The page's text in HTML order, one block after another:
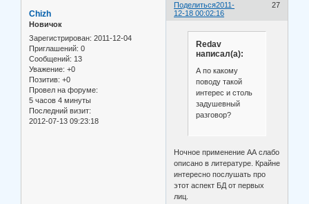
Поделиться 27
2011-
12-18 00:02:16
Chizh
Новичок
Зарегистрирован: 2011-12-04
Приглашений: 0
Сообщений: 13
Уважение: +0
Позитив: +0
Провел на форуме:
5 часов 4 минуты
Последний визит:
2012-07-13 09:23:18
Redav
написал(а):
А по какому
поводу такой
интерес и столь
задушевный
разговор?
Ночное применение АА слабо
описано в литературе. Крайне
интересно послушать про
этот аспект БД от первых
лиц.